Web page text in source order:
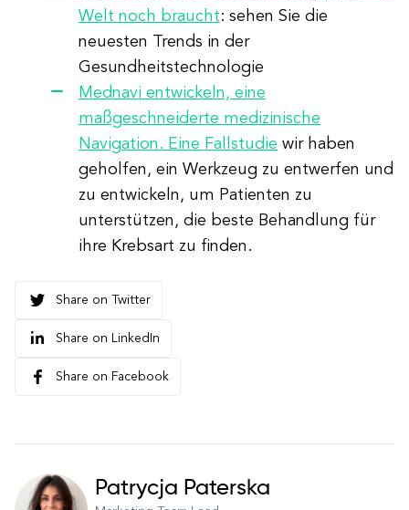
Welt noch braucht: sehen Sie die
neuesten Trends in der
Gesundheitstechnologie
Mednavi entwickeln, eine
maßgeschneiderte medizinische
Navigation. Eine Fallstudie wir haben
geholfen, ein Werkzeug zu entwerfen und
zu entwickeln, um Patienten zu
unterstützen, die beste Behandlung für
ihre Krebsart zu finden.
Share on Twitter
Share on LinkedIn
Share on Facebook
Patrycja Paterska